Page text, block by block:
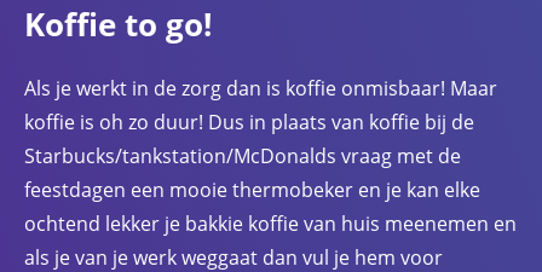
Koffie to go!
Als je werkt in de zorg dan is koffie onmisbaar! Maar
koffie is oh zo duur! Dus in plaats van koffie bij de
Starbucks/tankstation/McDonalds vraag met de
feestdagen een mooie thermobeker en je kan elke
ochtend lekker je bakkie koffie van huis meenemen en
als je van je werk weggaat dan vul je hem voor